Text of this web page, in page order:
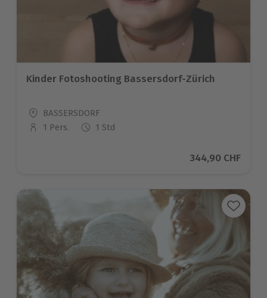
Kinder Fotoshooting Bassersdorf-Zürich
Standort
BASSERSDORF
Anzahl der Teilnehmer
1 Pers. 1 Std
Aktueller Preis
344,90 CHF